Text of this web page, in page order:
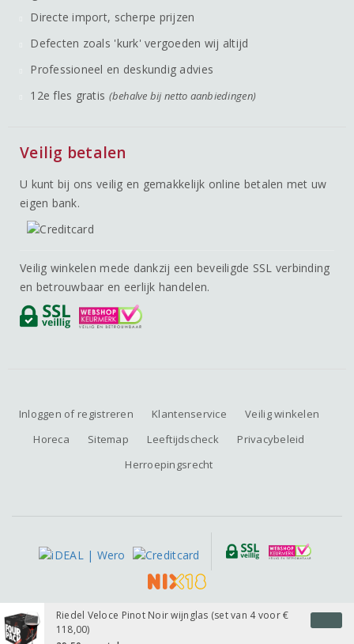
Riedel Veloce Pinot Noir wijnglas (set van 4 voor €
118,00)
Directe import, scherpe prijzen
Defecten zoals 'kurk' vergoeden wij altijd
Professioneel en deskundig advies
12e fles gratis (behalve bij netto aanbiedingen)
Veilig betalen
U kunt bij ons veilig en gemakkelijk online betalen met uw
eigen bank.
Veilig winkelen mede dankzij een beveiligde SSL verbinding
en betrouwbaar en eerlijk handelen.
Inloggen of registreren Klantenservice
Veilig winkelen
Horeca
Sitemap Leeftijdscheck
Privacybeleid
Herroepingsrecht
Alle prijzen zijn inclusief BTW, exclusief eventuele verzendkosten.